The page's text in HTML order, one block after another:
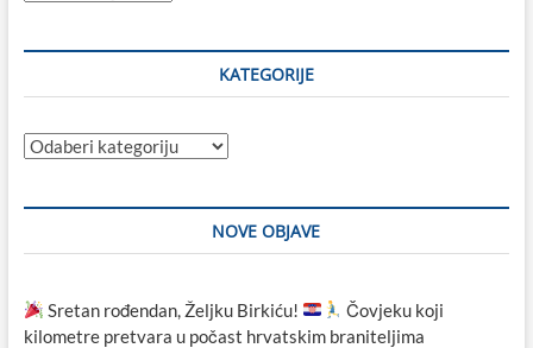
KATEGORIJE
Kategorije
NOVE OBJAVE
Sretan rođendan, Željku Birkiću!
Čovjeku koji
kilometre pretvara u počast hrvatskim braniteljima